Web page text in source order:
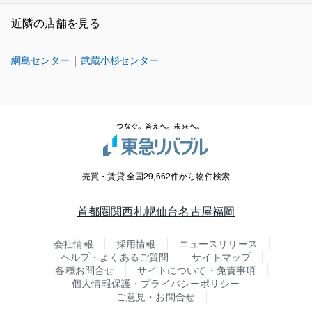
近隣の店舗を見る
綱島センター 武蔵小杉センター
売買・賃貸 全国29,662件から物件検索
首都圏関西札幌仙台名古屋福岡
会社情報 採用情報
ニュースリリース
ヘルプ・よくあるご質問
サイトマップ
各種お問合せ
サイトについて・免責事項
個人情報保護・プライバシーポリシー
ご意見・お問合せ